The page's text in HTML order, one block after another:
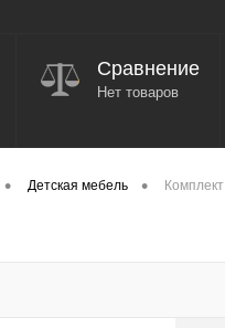
Сравнение
Нет товаров
• Детская мебель •